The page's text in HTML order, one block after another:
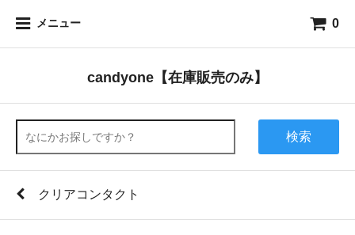
メニュー 0
candyone【在庫販売のみ】
検索
クリアコンタクト